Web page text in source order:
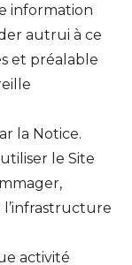
information
autrui à ce
et préalable
la Notice.
le Site
activité